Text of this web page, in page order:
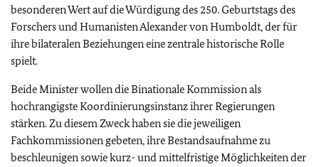
besonderen Wert auf die Würdigung des 250. Geburtstags des
Forschers und Humanisten Alexander von Humboldt, der für
ihre bilateralen Beziehungen eine zentrale historische Rolle
spielt.
Beide Minister wollen die Binationale Kommission als
hochrangigste Koordinierungsinstanz ihrer Regierungen
stärken. Zu diesem Zweck haben sie die jeweiligen
Fachkommissionen gebeten, ihre Bestandsaufnahme zu
beschleunigen sowie kurz- und mittelfristige Möglichkeiten der